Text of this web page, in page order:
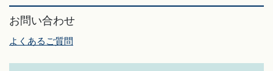
お問い合わせ
よくあるご質問